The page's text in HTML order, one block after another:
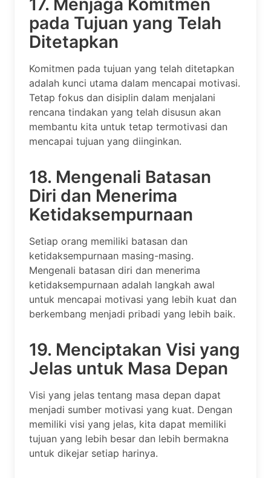
17. Menjaga Komitmen
pada Tujuan yang Telah
Ditetapkan
Komitmen pada tujuan yang telah ditetapkan
adalah kunci utama dalam mencapai motivasi.
Tetap fokus dan disiplin dalam menjalani
rencana tindakan yang telah disusun akan
membantu kita untuk tetap termotivasi dan
mencapai tujuan yang diinginkan.
18. Mengenali Batasan
Diri dan Menerima
Ketidaksempurnaan
Setiap orang memiliki batasan dan
ketidaksempurnaan masing-masing.
Mengenali batasan diri dan menerima
ketidaksempurnaan adalah langkah awal
untuk mencapai motivasi yang lebih kuat dan
berkembang menjadi pribadi yang lebih baik.
19. Menciptakan Visi yang
Jelas untuk Masa Depan
Visi yang jelas tentang masa depan dapat
menjadi sumber motivasi yang kuat. Dengan
memiliki visi yang jelas, kita dapat memiliki
tujuan yang lebih besar dan lebih bermakna
untuk dikejar setiap harinya.